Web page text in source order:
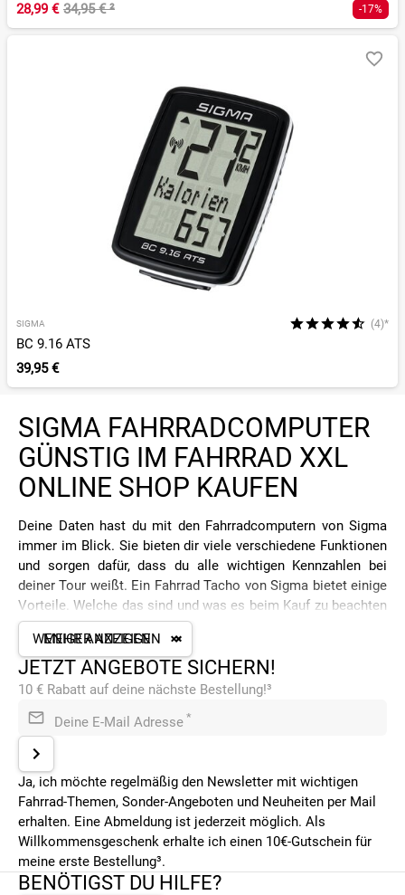
28,99 € 34,95 €² -17%
SIGMA (4)*
BC 9.16 ATS
39,95 €
SIGMA FAHRRADCOMPUTER
GÜNSTIG IM FAHRRAD XXL
ONLINE SHOP KAUFEN
Deine Daten hast du mit den Fahrradcomputern von Sigma
immer im Blick. Sie bieten dir viele verschiedene Funktionen
und sorgen dafür, dass du alle wichtigen Kennzahlen bei
deiner Tour weißt. Ein Fahrrad Tacho von Sigma bietet einige
Vorteile. Welche das sind und was es beim Kauf zu beachten
gibt, erfährst du in diesem Beitrag.
SIGMA FAHRRADCOMPUTER - DARAUF
MUSST DU BEIM KAUF ACHTEN
Durchschnittsgeschwindigkeit, Anzahl deiner zurückgelegten
Kilometer und die aktuelle Geschwindigkeit sind nur ein paar
der Werte, die wir bei unseren kleinen und großen Touren
wissen wollen. Mit Sigma Fahrradcomputern kannst du diese
und noch viele andere Werte bei deinen Fahrten immer
abrufen und im Blick behalten. Damit machen Touren noch
mehr Spaß. Allerdings gibt es bei der Auswahl deines Sigma
Fahrradcomputer einiges zu beachten.
Allen voran steht die Frage, ob du lieber einen
MEHR ANZEIGEN
WENIGER ANZEIGEN
JETZT ANGEBOTE SICHERN!
10 € Rabatt auf deine nächste Bestellung!³
Deine E-Mail Adresse *
Ja, ich möchte regelmäßig den Newsletter mit wichtigen
Fahrrad-Themen, Sonder-Angeboten und Neuheiten per Mail
erhalten. Eine Abmeldung ist jederzeit möglich. Als
Willkommensgeschenk erhalte ich einen 10€-Gutschein für
meine erste Bestellung³.
BENÖTIGST DU HILFE?